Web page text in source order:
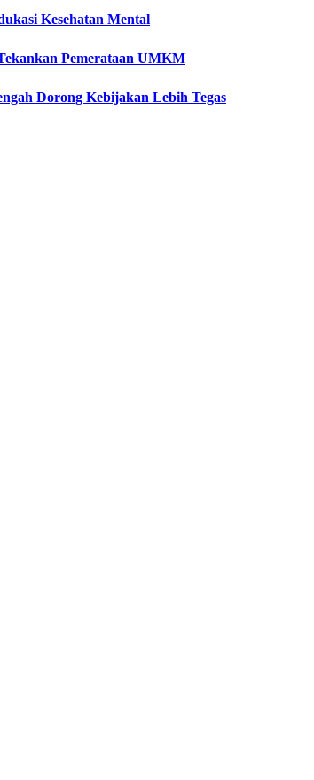
Kesehatan Mental
Pemerataan UMKM
Dorong Kebijakan Lebih Tegas